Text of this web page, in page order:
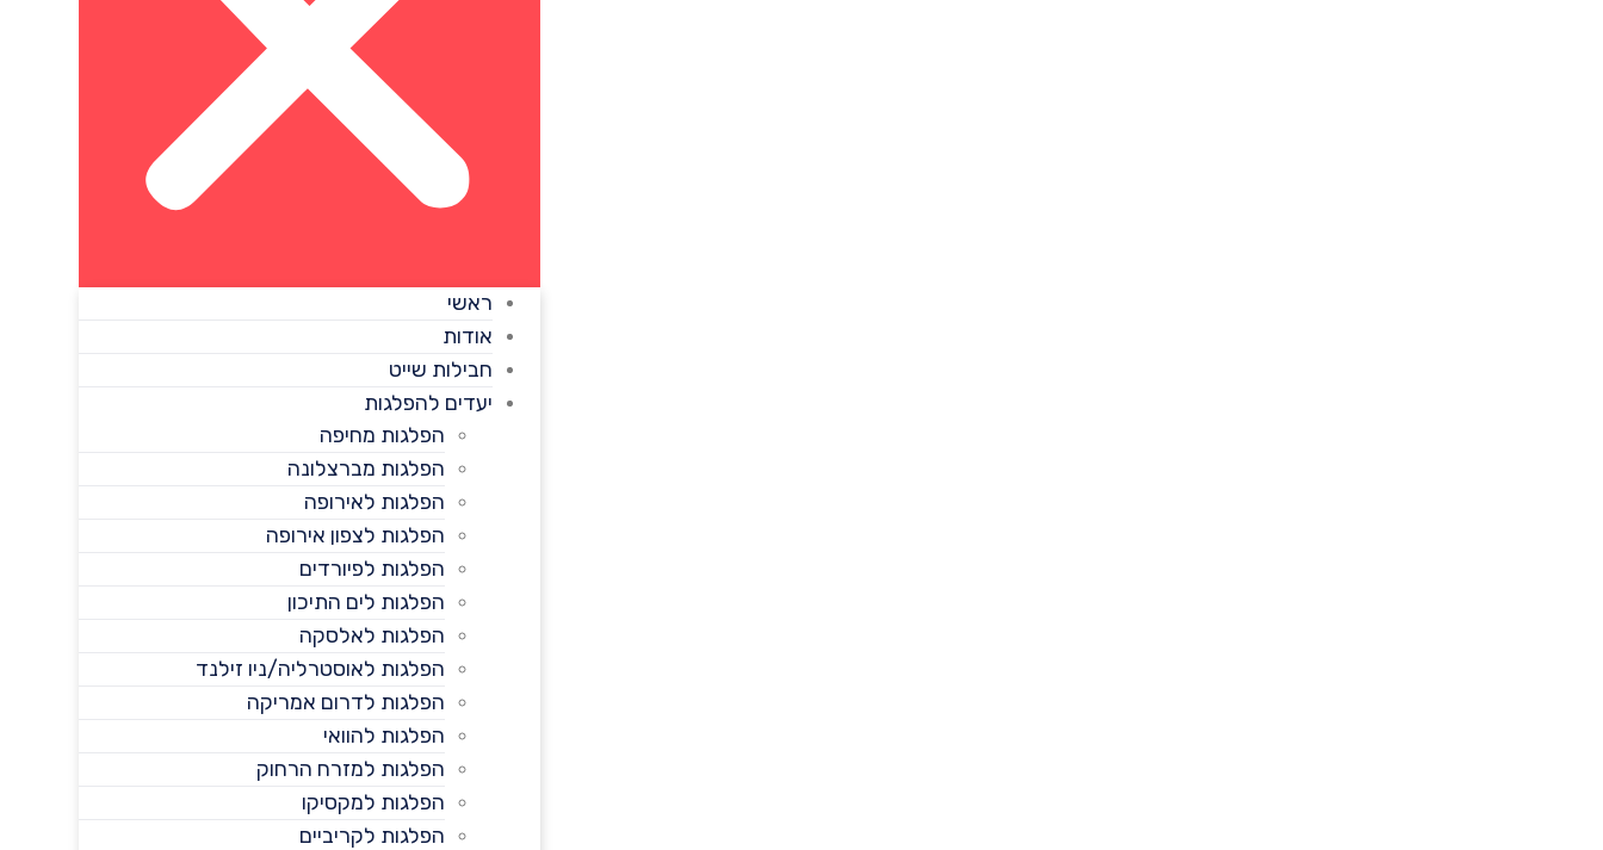
ראשי
אודות
חבילות שייט
יעדים להפלגות
הפלגות מחיפה
הפלגות מברצלונה
הפלגות לאירופה
הפלגות לצפון אירופה
הפלגות לפיורדים
הפלגות לים התיכון
הפלגות לאלסקה
הפלגות לאוסטרליה/ניו זילנד
הפלגות לדרום אמריקה
הפלגות להוואי
הפלגות למזרח הרחוק
הפלגות למקסיקו
הפלגות לקריביים